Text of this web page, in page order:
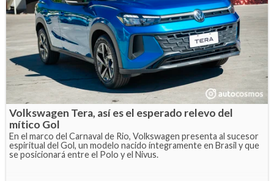
Volkswagen Tera, así es el esperado relevo del
mítico Gol
En el marco del Carnaval de Rio, Volkswagen presenta al sucesor
espiritual del Gol, un modelo nacido íntegramente en Brasil y que
se posicionará entre el Polo y el Nivus.